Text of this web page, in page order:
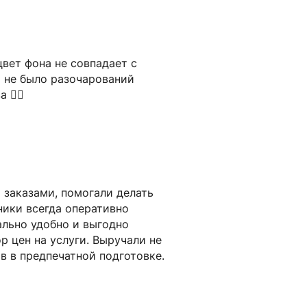
фона не совпадает с
было разочарований
помогали делать
всегда оперативно
удобно и выгодно
цен на услуги. Выручали не
предпечатной подготовке.